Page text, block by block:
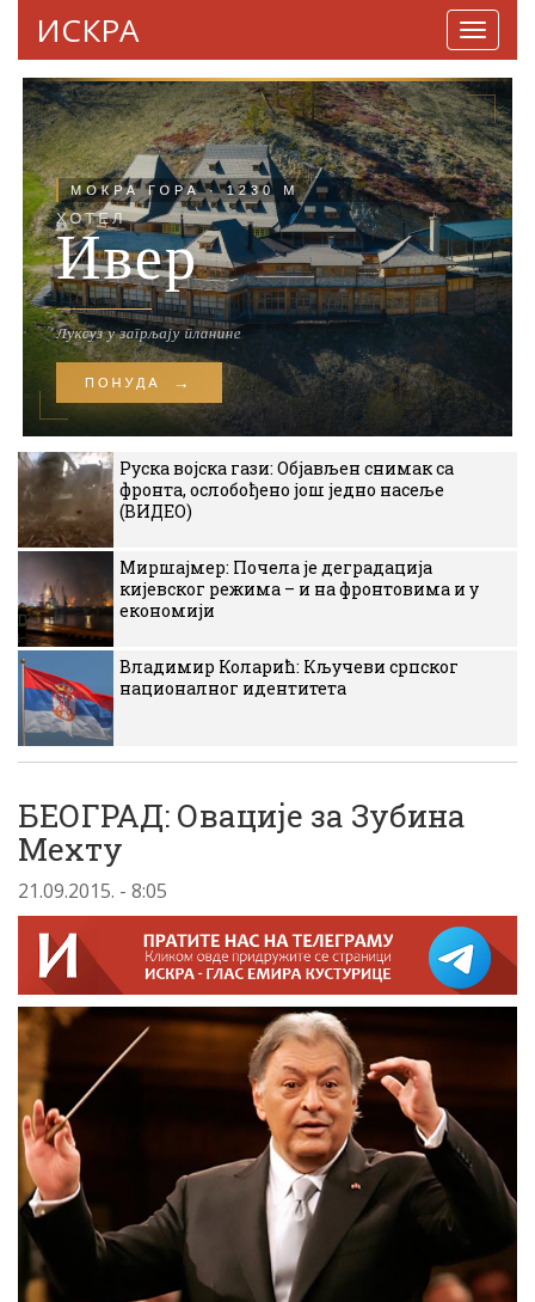
ИСКРА
Руска војска гази: Објављен снимак са
фронта, ослобођено још једно насеље
(ВИДЕО)
Миршајмер: Почела је деградација
кијевског режима – и на фронтовима и у
економији
Владимир Коларић: Кључеви српског
националног идентитета
БЕОГРАД: Овације за Зубина
Мехту
21.09.2015. - 8:05